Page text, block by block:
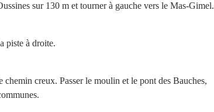
sur 130 m et tourner à gauche vers le Mas-Gimel.
piste à droite.
chemin creux. Passer le moulin et le pont des Bauches,